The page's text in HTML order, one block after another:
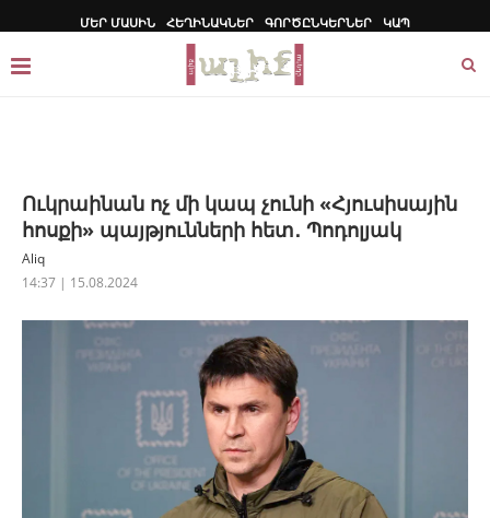
ՄԵՐ ՄԱՍԻՆ ՀԵՂԻՆԱԿՆԵՐ ԳՈՐԾԸՆԿԵՐՆԵՐ ԿԱՊ
Ուկրաինան ոչ մի կապ չունի «Հյուսիսային
հոսքի» պայթյունների հետ․ Պոդոլյակ
Aliq
14:37 | 15.08.2024